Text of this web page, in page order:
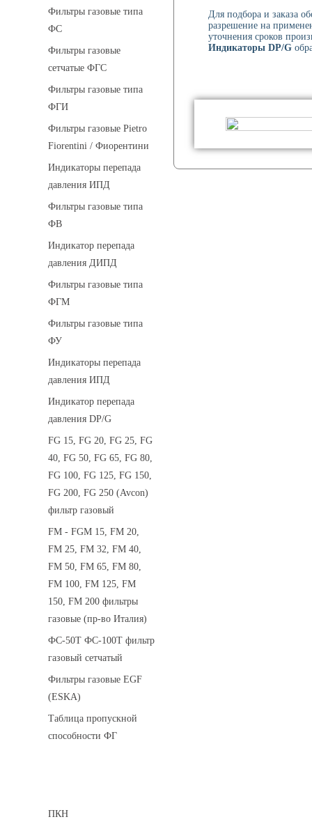
Фильтры газовые типа
ФС
Фильтры газовые
сетчатые ФГС
Фильтры газовые типа
ФГИ
Фильтры газовые Pietro
Fiorentini / Фиорентини
Индикаторы перепада
давления ИПД
Фильтры газовые типа
ФВ
Индикатор перепада
давления ДИПД
Фильтры газовые типа
ФГМ
Фильтры газовые типа
ФУ
Индикаторы перепада
давления ИПД
Индикатор перепада
давления DP/G
FG 15, FG 20, FG 25, FG
40, FG 50, FG 65, FG 80,
FG 100, FG 125, FG 150,
FG 200, FG 250 (Avcon)
фильтр газовый
FM - FGM 15, FM 20,
FM 25, FM 32, FM 40,
FM 50, FM 65, FM 80,
FM 100, FM 125, FM
150, FM 200 фильтры
газовые (пр-во Италия)
ФС-50Т ФС-100Т фильтр
газовый сетчатый
Фильтры газовые EGF
(ESKA)
Таблица пропускной
способности ФГ
ПКН
Для подбора и заказа
разрешение на
уточнения сроков
Индикаторы DP/G